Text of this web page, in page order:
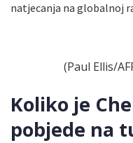
natjecanja na globalnoj
(Paul Ellis/
Koliko je
pobjede na